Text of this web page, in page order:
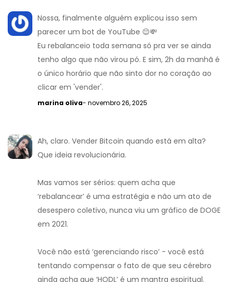
Nossa, finalmente alguém explicou isso sem
parecer um bot de YouTube 😌💸
Eu rebalanceio toda semana só pra ver se ainda
tenho algo que não virou pó. E sim, 2h da manhã é
o único horário que não sinto dor no coração ao
clicar em 'vender'.
marina oliva- novembro 26, 2025
Ah, claro. Vender Bitcoin quando está em alta?
Que ideia revolucionária.
Mas vamos ser sérios: quem acha que
‘rebalancear’ é uma estratégia e não um ato de
desespero coletivo, nunca viu um gráfico de DOGE
em 2021.
Você não está ‘gerenciando risco’ - você está
tentando compensar o fato de que seu cérebro
ainda acha que ‘HODL’ é um mantra espiritual.